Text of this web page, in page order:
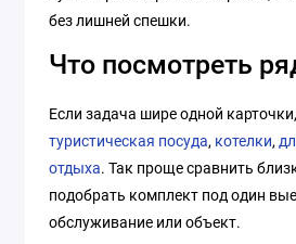
без лишней спешки.
Что посмотреть
Если задача шире одной
туристическая посуда, котелки,
отдыха. Так проще сравнить
подобрать комплект под один
обслуживание или объект.